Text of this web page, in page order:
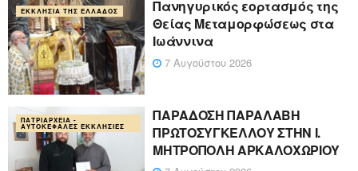
ΕΚΚΛΗΣΊΑ ΤΗΣ ΕΛΛΆΔΟΣ
Πανηγυρικός εορτασμός της
Θείας Μεταμορφώσεως στα
Ιωάννινα
7 Αυγούστου 2026
ΠΑΤΡΙΑΡΧΕΊΑ -
ΑΥΤΟΚΈΦΑΛΕΣ ΕΚΚΛΗΣΊΕΣ
ΠΑΡΑΔΟΣΗ ΠΑΡΑΛΑΒΗ
ΠΡΩΤΟΣΥΓΚΕΛΛΟΥ ΣΤΗΝ Ι.
ΜΗΤΡΟΠΟΛΗ ΑΡΚΑΛΟΧΩΡΙΟΥ